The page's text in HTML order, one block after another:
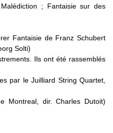
; Fantaisie sur des
Fantaisie de Franz Schubert
Solti)
Ils ont été rassemblés
par le Juilliard String Quartet,
Montreal, dir. Charles Dutoit)